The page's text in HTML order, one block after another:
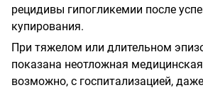
рецидивы гипогликемии после
купирования.
При тяжелом или длительном
показана неотложная
возможно, с госпитализацией,